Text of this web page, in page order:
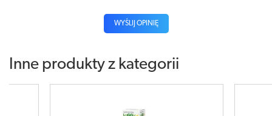
WYŚLIJ OPINIĘ
Inne produkty z kategorii